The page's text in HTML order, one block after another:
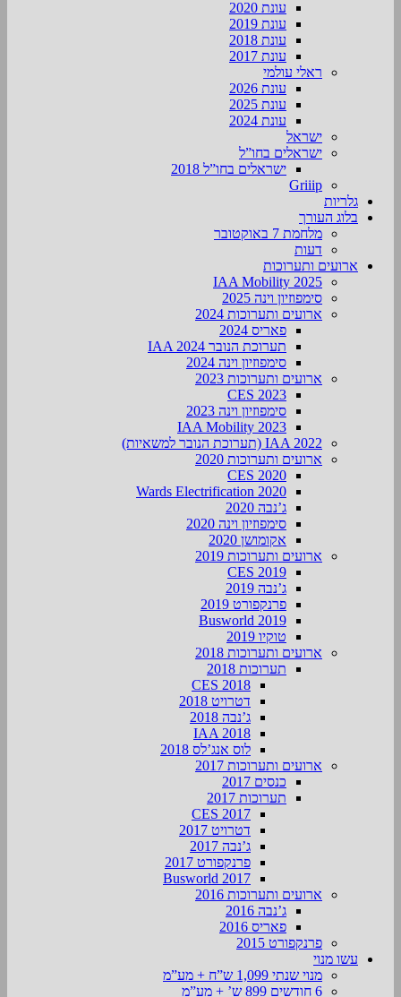
עונת 2020
עונת 2019
עונת 2018
עונת 2017
ראלי עולמי
עונת 2026
עונת 2025
עונת 2024
ישראל
ישראלים בחו”ל
ישראלים בחו”ל 2018
Griiip
גלריות
בלוג העורך
מלחמת 7 באוקטובר
דעות
ארועים ותערוכות
2025 IAA Mobility
סימפוזיון וינה 2025
ארועים ותערוכות 2024
פאריס 2024
תערוכת הנובר IAA 2024
סימפוזיון וינה 2024
ארועים ותערוכות 2023
CES 2023
סימפוזיון וינה 2023
IAA Mobility 2023
IAA 2022 (תערוכת הנובר למשאיות)
ארועים ותערוכות 2020
CES 2020
Wards Electrification 2020
ג’נבה 2020
סימפוזיון וינה 2020
אקומושן 2020
ארועים ותערוכות 2019
CES 2019
ג’נבה 2019
פרנקפורט 2019
Busworld 2019
טוקיו 2019
ארועים ותערוכות 2018
תערוכות 2018
CES 2018
דטרויט 2018
ג’נבה 2018
IAA 2018
לוס אנג’לס 2018
ארועים ותערוכות 2017
כנסים 2017
תערוכות 2017
CES 2017
דטרויט 2017
ג’נבה 2017
פרנקפורט 2017
Busworld 2017
ארועים ותערוכות 2016
ג’נבה 2016
פאריס 2016
פרנקפורט 2015
עשו מנוי
מנוי שנתי 1,099 ש”ח + מע”מ
6 חודשים 899 ש’ + מע”מ